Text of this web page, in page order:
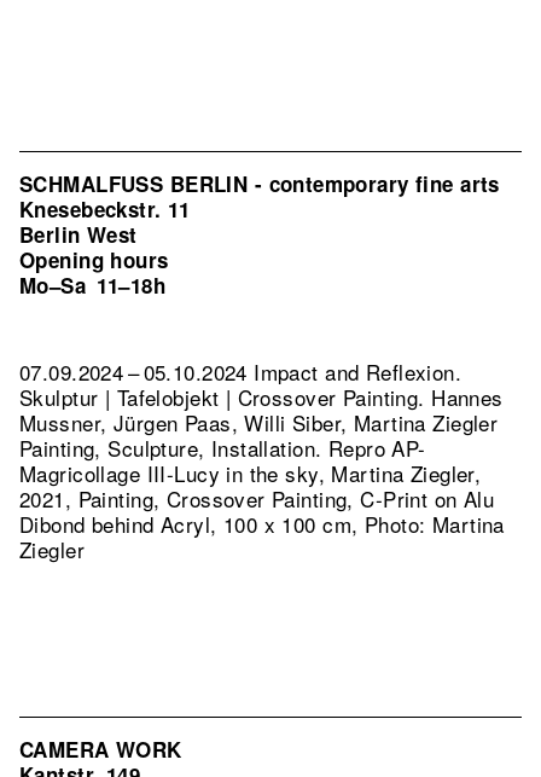
SCHMALFUSS BERLIN - contemporary fine arts
Knesebeckstr. 11
Berlin West
Opening hours
Mo–Sa 11–18h
07.09.2024 – 05.10.2024 Impact and Reflexion.
Skulptur | Tafelobjekt | Crossover Painting. Hannes
Mussner, Jürgen Paas, Willi Siber, Martina Ziegler
Painting, Sculpture, Installation. Repro AP-
Magricollage III-Lucy in the sky, Martina Ziegler,
2021, Painting, Crossover Painting, C-Print on Alu
Dibond behind Acryl, 100 x 100 cm, Photo: Martina
Ziegler
CAMERA WORK